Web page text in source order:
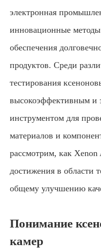
электронная
инновационные методы
обеспечения
продуктов. Среди
тестирования
высокоэффективным и
инструментом для
материалов и
рассмотрим, как Xenon
достижения в области
общему улучшению
Понимание
камер